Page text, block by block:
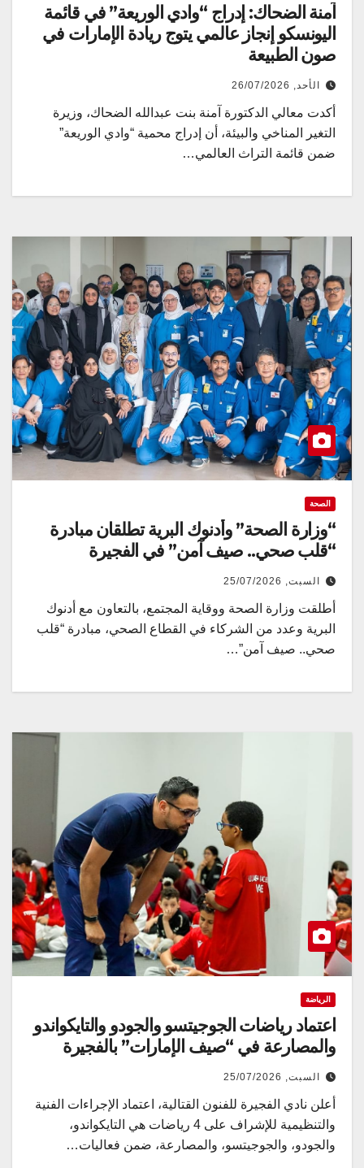
آمنة الضحاك: إدراج “وادي الوريعة” في قائمة
اليونسكو إنجاز عالمي يتوج ريادة الإمارات في
صون الطبيعة
الأحد, 26/07/2026
أكدت معالي الدكتورة آمنة بنت عبدالله الضحاك، وزيرة
التغير المناخي والبيئة، أن إدراج محمية “وادي الوريعة”
ضمن قائمة التراث العالمي…
الصحة
“وزارة الصحة” وأدنوك البرية تطلقان مبادرة
“قلب صحي.. صيف آمن” في الفجيرة
السبت, 25/07/2026
أطلقت وزارة الصحة ووقاية المجتمع، بالتعاون مع أدنوك
البرية وعدد من الشركاء في القطاع الصحي، مبادرة “قلب
صحي.. صيف آمن”…
الرياضة
اعتماد رياضات الجوجيتسو والجودو والتايكواندو
والمصارعة في “صيف الإمارات” بالفجيرة
السبت, 25/07/2026
أعلن نادي الفجيرة للفنون القتالية، اعتماد الإجراءات الفنية
والتنظيمية للإشراف على 4 رياضات هي التايكواندو،
والجودو، والجوجيتسو، والمصارعة، ضمن فعاليات…